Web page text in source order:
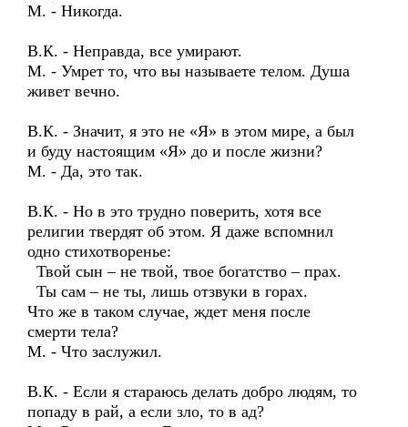
М. - Никогда.
В.К. - Неправда, все умирают.
М. - Умрет то, что вы называете телом. Душа
живет вечно.
В.К. - Значит, я это не «Я» в этом мире, а был
и буду настоящим «Я» до и после жизни?
М. - Да, это так.
В.К. - Но в это трудно поверить, хотя все
религии твердят об этом. Я даже вспомнил
одно стихотворенье:
Твой сын – не твой, твое богатство – прах.
Ты сам – не ты, лишь отзвуки в горах.
Что же в таком случае, ждет меня после
смерти тела?
М. - Что заслужил.
В.К. - Если я стараюсь делать добро людям, то
попаду в рай, а если зло, то в ад?